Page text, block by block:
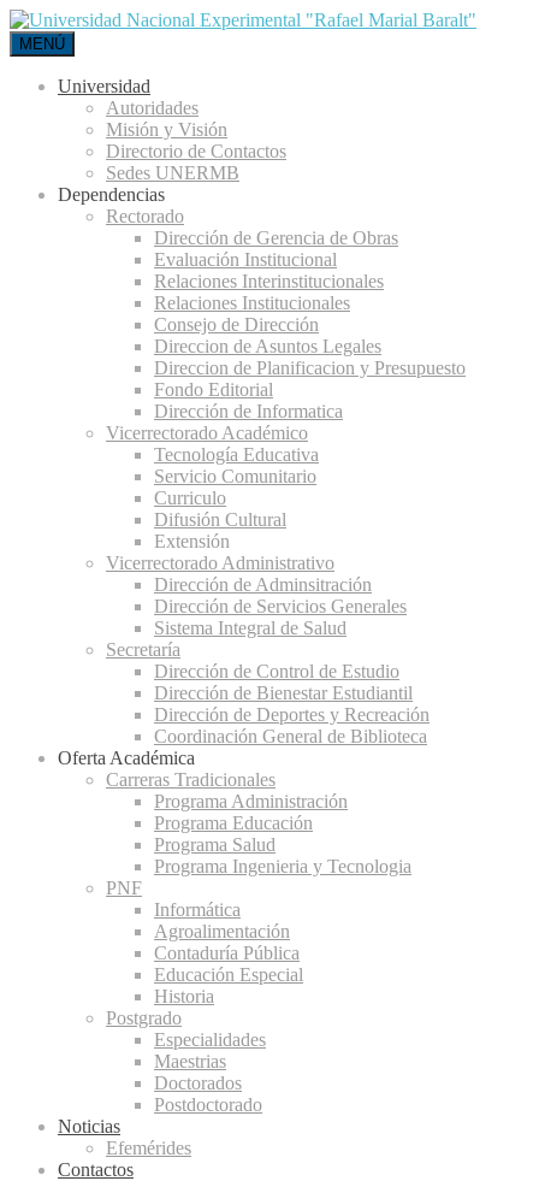
MENÚ
Universidad
Autoridades
Misión y Visión
Directorio de Contactos
Sedes UNERMB
Dependencias
Rectorado
Dirección de Gerencia de Obras
Evaluación Institucional
Relaciones Interinstitucionales
Relaciones Institucionales
Consejo de Dirección
Direccion de Asuntos Legales
Direccion de Planificacion y Presupuesto
Fondo Editorial
Dirección de Informatica
Vicerrectorado Académico
Tecnología Educativa
Servicio Comunitario
Curriculo
Difusión Cultural
Extensión
Vicerrectorado Administrativo
Dirección de Adminsitración
Dirección de Servicios Generales
Sistema Integral de Salud
Secretaría
Dirección de Control de Estudio
Dirección de Bienestar Estudiantil
Dirección de Deportes y Recreación
Coordinación General de Biblioteca
Oferta Académica
Carreras Tradicionales
Programa Administración
Programa Educación
Programa Salud
Programa Ingenieria y Tecnologia
PNF
Informática
Agroalimentación
Contaduría Pública
Educación Especial
Historia
Postgrado
Especialidades
Maestrias
Doctorados
Postdoctorado
Noticias
Efemérides
Contactos